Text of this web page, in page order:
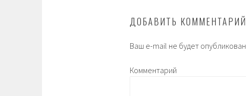
ДОБАВИТЬ КОММЕНТАРИЙ
Ваш e-mail не будет опубликован.
Комментарий